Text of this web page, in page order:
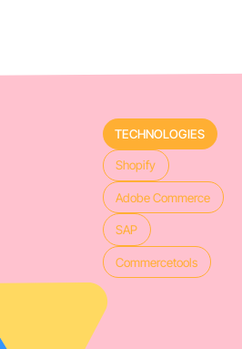
TECHNOLOGIES
Shopify
Adobe Commerce
SAP
Commercetools